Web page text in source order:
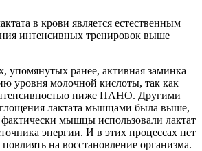
в крови является естественным
интенсивных тренировок выше
упомянутых ранее, активная заминка
уровня молочной кислоты, так как
ниже ПАНО. Другими
лактата мышцами была выше,
фактически мышцы использовали лактат
энергии. И в этих процессах нет
на восстановление организма.